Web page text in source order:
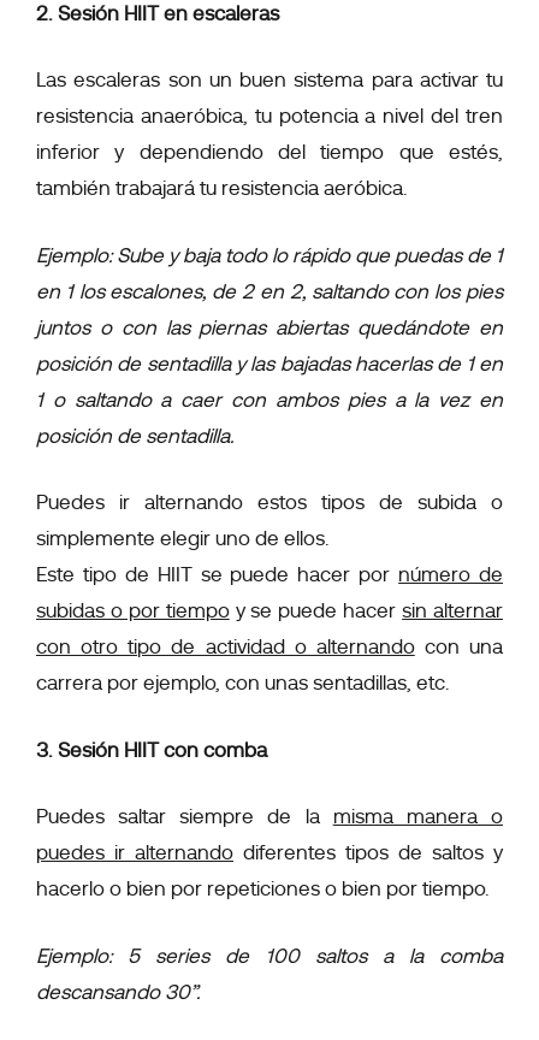
2. Sesión HIIT en escaleras
Las escaleras son un buen sistema para activar tu
resistencia anaeróbica, tu potencia a nivel del tren
inferior y dependiendo del tiempo que estés,
también trabajará tu resistencia aeróbica.
Ejemplo: Sube y baja todo lo rápido que puedas de 1
en 1 los escalones, de 2 en 2, saltando con los pies
juntos o con las piernas abiertas quedándote en
posición de sentadilla y las bajadas hacerlas de 1 en
1 o saltando a caer con ambos pies a la vez en
posición de sentadilla.
Puedes ir alternando estos tipos de subida o
simplemente elegir uno de ellos.
Este tipo de HIIT se puede hacer por número de
subidas o por tiempoy se puede hacersin alternar
con otro tipo de actividad o alternandocon una
carrera por ejemplo, con unas sentadillas, etc.
3. Sesión HIIT con comba
Puedes saltar siempre de la misma manera o
puedes ir alternando diferentes tipos de saltos y
hacerlo o bien por repeticiones o bien por tiempo.
Ejemplo: 5 series de 100 saltos a la comba
descansando 30”.